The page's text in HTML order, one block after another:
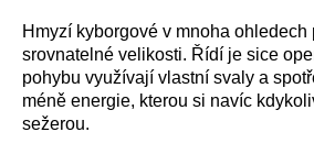
Hmyzí kyborgové v mnoha ohledech
srovnatelné velikosti. Řídí je sice
pohybu využívají vlastní svaly a
méně energie, kterou si navíc
sežerou.